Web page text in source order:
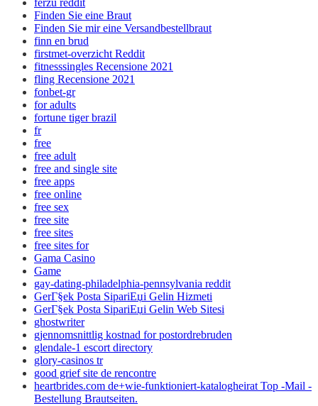
ferzu reddit
Finden Sie eine Braut
Finden Sie mir eine Versandbestellbraut
finn en brud
firstmet-overzicht Reddit
fitnesssingles Recensione 2021
fling Recensione 2021
fonbet-gr
for adults
fortune tiger brazil
fr
free
free adult
free and single site
free apps
free online
free sex
free site
free sites
free sites for
Gama Casino
Game
gay-dating-philadelphia-pennsylvania reddit
GerГ§ek Posta SipariЕџi Gelin Hizmeti
GerГ§ek Posta SipariЕџi Gelin Web Sitesi
ghostwriter
gjennomsnittlig kostnad for postordrebruden
glendale-1 escort directory
glory-casinos tr
good grief site de rencontre
heartbrides.com de+wie-funktioniert-katalogheirat Top -Mail -
Bestellung Brautseiten.